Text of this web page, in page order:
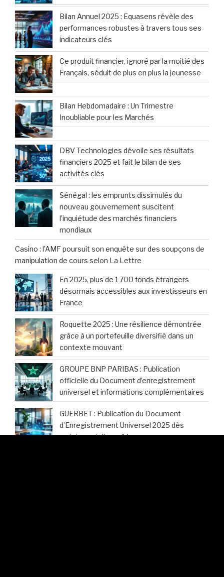
Bilan Annuel 2025 : Equasens révèle des
performances robustes à travers tous ses
indicateurs clés
Ce produit financier, ignoré par la moitié des
Français, séduit de plus en plus la jeunesse
Bilan Hebdomadaire : Un Trimestre
Inoubliable pour les Marchés
DBV Technologies dévoile ses résultats
financiers 2025 et fait le bilan de ses
activités clés
Sénégal : les emprunts dissimulés du
nouveau gouvernement suscitent
l’inquiétude des marchés financiers
mondiaux
Casino : l’AMF poursuit son enquête sur des soupçons de
manipulation de cours selon La Lettre
En 2025, plus de 1 700 fonds étrangers
désormais accessibles aux investisseurs en
France
Roquette 2025 : Une résilience démontrée
grâce à un portefeuille diversifié dans un
contexte mouvant
GROUPE BNP PARIBAS : Publication
officielle du Document d’enregistrement
universel et informations complémentaires
GUERBET : Publication du Document
d’Enregistrement Universel 2025 dès
maintenant disponible